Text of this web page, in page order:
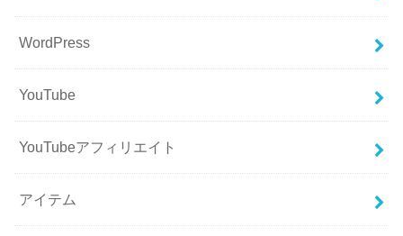
WordPress
YouTube
YouTubeアフィリエイト
アイテム